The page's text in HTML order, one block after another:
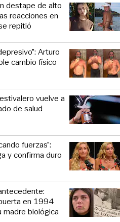
destape de alto
reacciones en
repitió
Arturo
cambio físico
vuelve a
de salud
fuerzas”:
y confirma duro
en 1994
madre biológica